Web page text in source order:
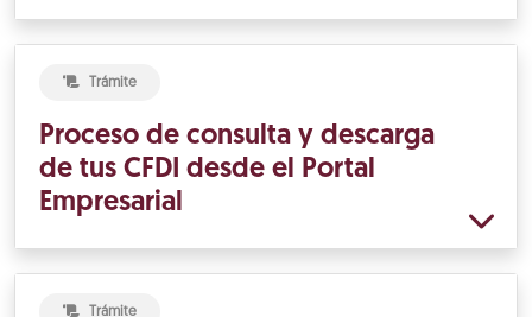
Trámite
Proceso de consulta y descarga
de tus CFDI desde el Portal
Empresarial
Trámite